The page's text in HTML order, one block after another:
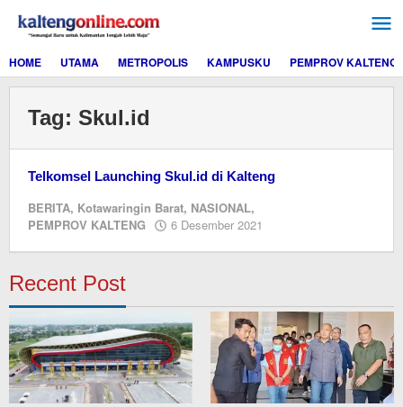
konten
HOME
UTAMA METROPOLIS KAMPUSKU PEMPROV KALTENG
Tag: Skul.id
Telkomsel Launching Skul.id di Kalteng
BERITA, Kotawaringin Barat, NASIONAL,
PEMPROV KALTENG
6 Desember 2021
kaltengonline.com
Recent Post